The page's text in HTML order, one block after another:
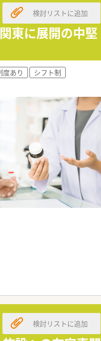
東に展開の中堅
検討リストに追加
度あり
シフト制
検討リストに追加